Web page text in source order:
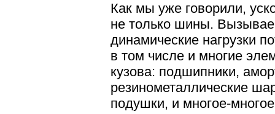
Как мы уже говорили,
не только шины.
динамические нагрузки
в том числе и многие
кузова: подшипники,
резинометаллические
подушки, и многое-